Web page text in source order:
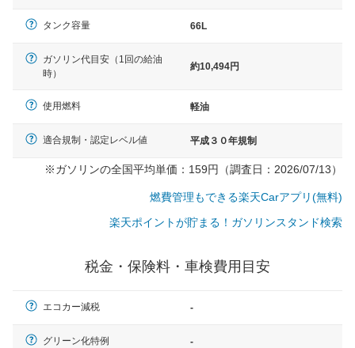
タンク容量 66L
ガソリン代目安（1回の給油
時）
約10,494円
使用燃料 軽油
適合規制・認定レベル値 平成３０年規制
※ガソリンの全国平均単価：159円（調査日：2026/07/13）
燃費管理もできる楽天Carアプリ(無料)
楽天ポイントが貯まる！ガソリンスタンド検索
税金・保険料・車検費用目安
エコカー減税 -
グリーン化特例 -